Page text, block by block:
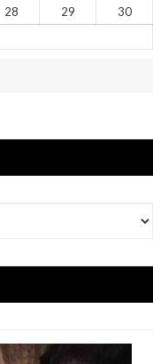
28 29
30